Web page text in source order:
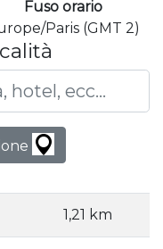
Fuso orario
Paris (GMT 2)
1,21 km